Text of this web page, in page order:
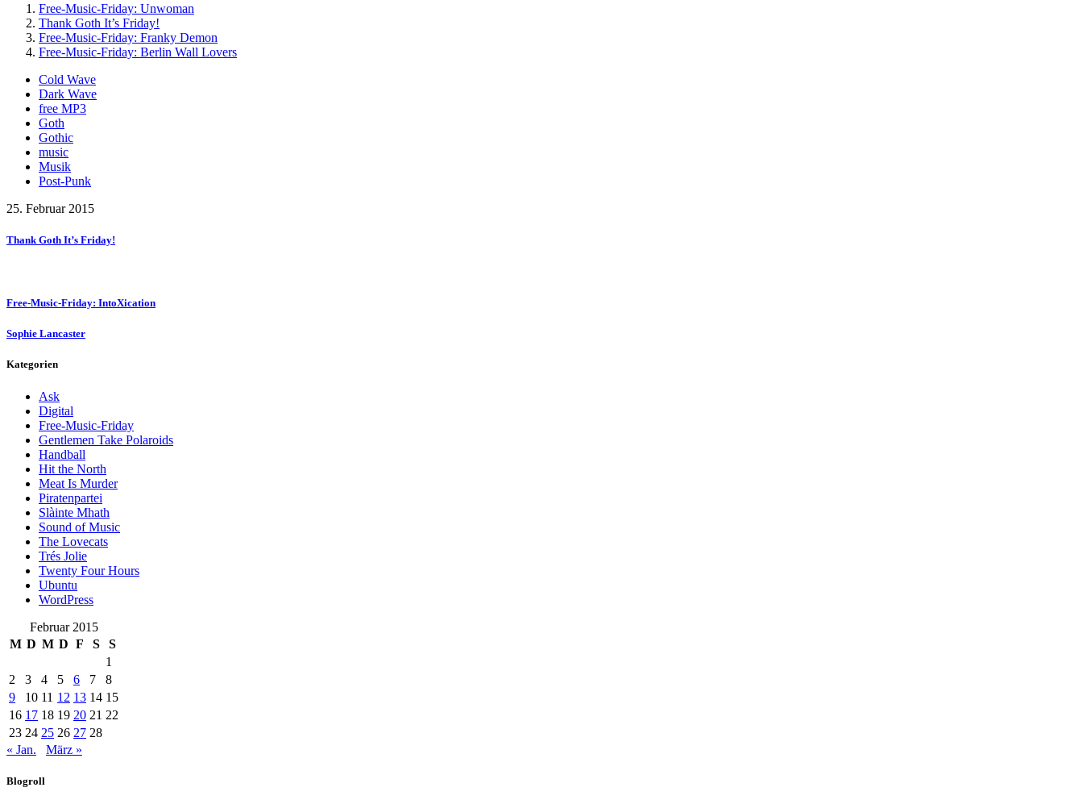
Free-Music-Friday: Unwoman
Thank Goth It’s Friday!
Free-Music-Friday: Franky Demon
Free-Music-Friday: Berlin Wall Lovers
Cold Wave
Dark Wave
free MP3
Goth
Gothic
music
Musik
Post-Punk
25. Februar 2015
Thank Goth It’s Friday!
Free-Music-Friday: IntoXication
Sophie Lancaster
Kategorien
Ask
Digital
Free-Music-Friday
Gentlemen Take Polaroids
Handball
Hit the North
Meat Is Murder
Piratenpartei
Slàinte Mhath
Sound of Music
The Lovecats
Trés Jolie
Twenty Four Hours
Ubuntu
WordPress
Februar 2015
M D M D F S
S
1
2
3 4 5 6 7
8
9
10 11 12 13 14 15
16 17 18 19 20 21 22
23 24 25 26 27 28
« Jan.
März »
Blogroll